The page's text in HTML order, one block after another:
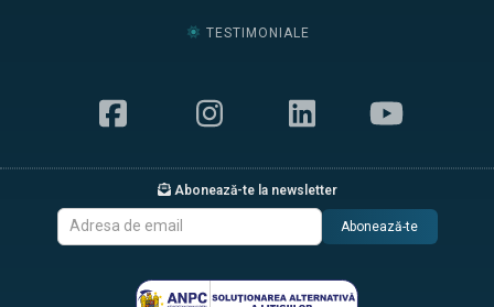
TESTIMONIALE
Abonează-te la newsletter
Abonează-te